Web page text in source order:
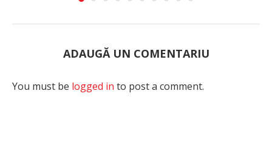
ADAUGĂ UN COMENTARIU
You must be logged in to post a comment.